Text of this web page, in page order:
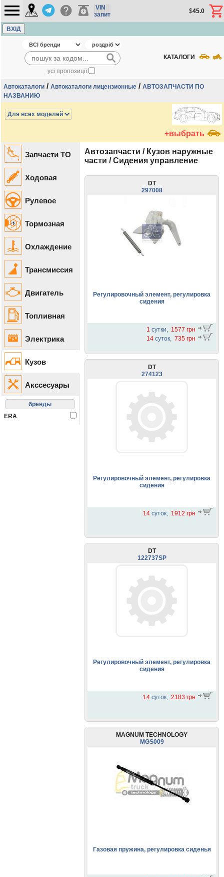
VIN
запит
$45.0
ВХІД
усі пропозиції
КАТАЛОГИ
Автокаталоги / Автокаталоги лицензионные / АВТОЗАПЧАСТИ ПО
НАЗВАНИЮ
+выбрать
Запчасти ТО
Ходовая
Рулевое
Тормозная
Охлаждение
Трансмиссия
Двигатель
Топливная
Электрика
Кузов
Акссесуары
ERA
Автозапчасти / Кузов наружные
части / Сидения управление
DT
297008
Регулировочный элемент, регулировка
сидения
1 сутки, 1577 грн
14 суток, 735 грн
DT
274123
Регулировочный элемент, регулировка
сидения
14 суток, 1912 грн
DT
122737SP
Регулировочный элемент, регулировка
сидения
14 суток, 2183 грн
MAGNUM TECHNOLOGY
MGS009
Газовая пружина, регулировка сиденья